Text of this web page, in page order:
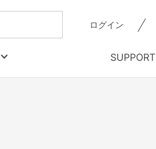
ログイン
SUPPORT